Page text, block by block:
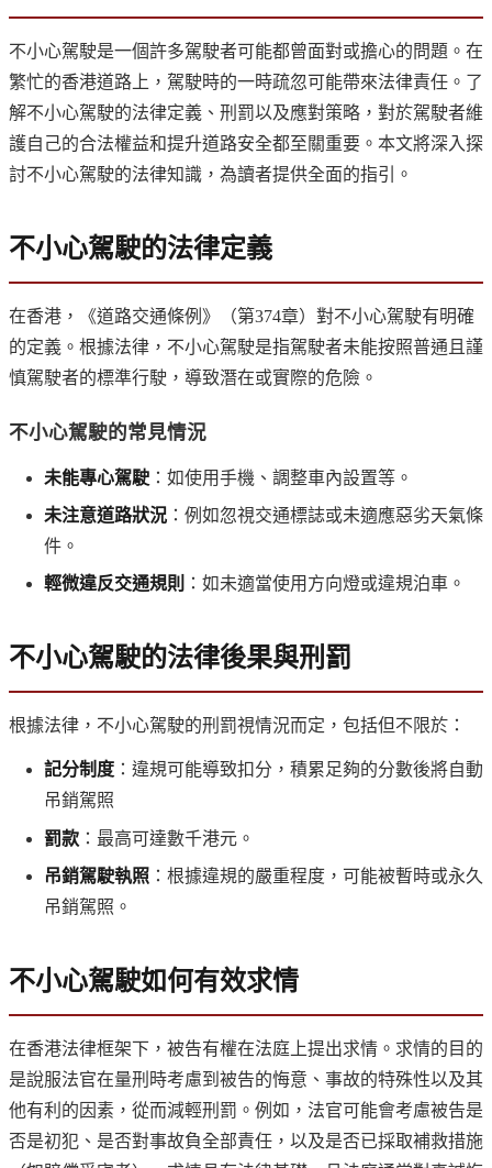
不小心駕駛是一個許多駕駛者可能都曾面對或擔心的問題。在
繁忙的香港道路上，駕駛時的一時疏忽可能帶來法律責任。了
解不小心駕駛的法律定義、刑罰以及應對策略，對於駕駛者維
護自己的合法權益和提升道路安全都至關重要。本文將深入探
討不小心駕駛的法律知識，為讀者提供全面的指引。
不小心駕駛的法律定義
在香港，《道路交通條例》（第374章）對不小心駕駛有明確
的定義。根據法律，不小心駕駛是指駕駛者未能按照普通且謹
慎駕駛者的標準行駛，導致潛在或實際的危險。
不小心駕駛的常見情況
未能專心駕駛 ：如使用手機、調整車內設置等。
未注意道路狀況 ：例如忽視交通標誌或未適應惡劣天氣條
件。
輕微違反交通規則 ：如未適當使用方向燈或違規泊車。
不小心駕駛的法律後果與刑罰
根據法律，不小心駕駛的刑罰視情況而定，包括但不限於：
記分制度 ：違規可能導致扣分，積累足夠的分數後將自動
吊銷駕照
罰款 ：最高可達數千港元。
吊銷駕駛執照 ：根據違規的嚴重程度，可能被暫時或永久
吊銷駕照。
不小心駕駛如何有效求情
在香港法律框架下，被告有權在法庭上提出求情。求情的目的
是說服法官在量刑時考慮到被告的悔意、事故的特殊性以及其
他有利的因素，從而減輕刑罰。例如，法官可能會考慮被告是
否是初犯、是否對事故負全部責任，以及是否已採取補救措施